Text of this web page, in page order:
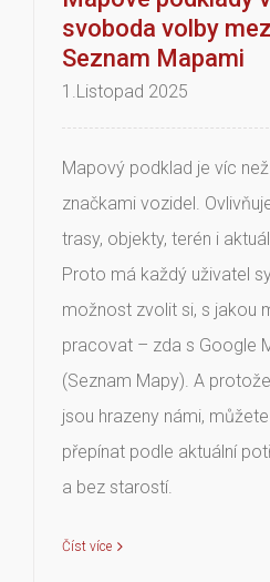
svoboda volby
Seznam Mapami
1.Listopad 2025
Mapový podklad je víc
značkami vozidel.
trasy, objekty, terén i
Proto má každý uživatel
možnost zvolit si, s jakou
pracovat – zda s Google
(Seznam Mapy). A
jsou hrazeny námi,
přepínat podle aktuální
a bez starostí.
Číst více